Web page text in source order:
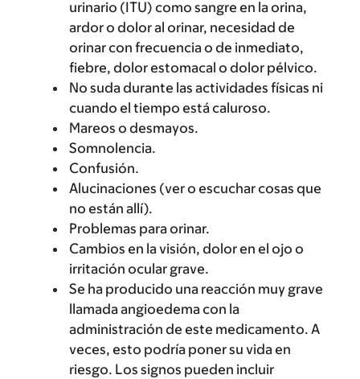
urinario (ITU) como sangre en la orina,
ardor o dolor al orinar, necesidad de
orinar con frecuencia o de inmediato,
fiebre, dolor estomacal o dolor pélvico.
No suda durante las actividades físicas ni
cuando el tiempo está caluroso.
Mareos o desmayos.
Somnolencia.
Confusión.
Alucinaciones (ver o escuchar cosas que
no están allí).
Problemas para orinar.
Cambios en la visión, dolor en el ojo o
irritación ocular grave.
Se ha producido una reacción muy grave
llamada angioedema con la
administración de este medicamento. A
veces, esto podría poner su vida en
riesgo. Los signos pueden incluir